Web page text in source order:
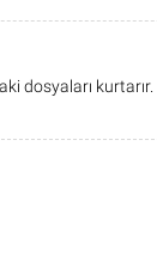
dosyaları kurtarır.